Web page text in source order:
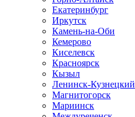
Екатеринбург
Иркутск
Камень-на-Оби
Кемерово
Киселевск
Красноярск
Кызыл
Ленинск-Кузнецкий
Магнитогорск
Мариинск